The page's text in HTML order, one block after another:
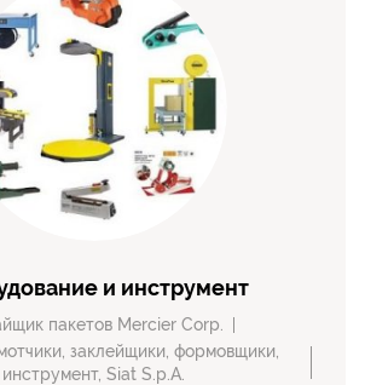
и инструмент
пакетов Mercier Corp.
заклейщики, формовщики,
инструмент, Siat S.p.A.